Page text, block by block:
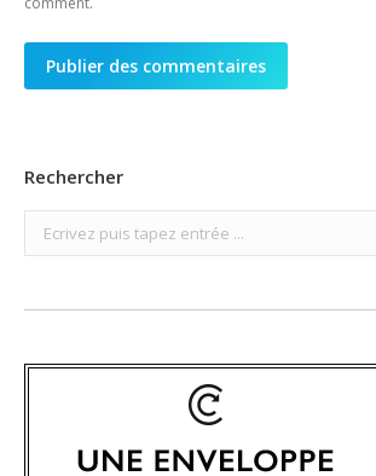
Publier des commentaires
Rechercher
Search: